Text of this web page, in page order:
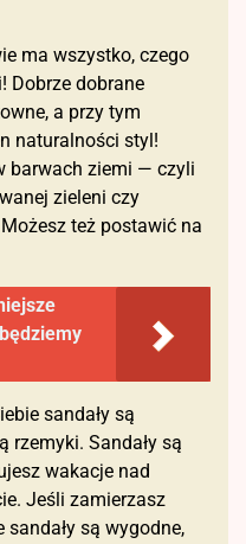
ma wszystko, czego
Dobrze dobrane
a przy tym
naturalności styl!
barwach ziemi — czyli
zieleni czy
też postawić na
sandały są
rzemyki. Sandały są
wakacje nad
Jeśli zamierzasz
są wygodne,